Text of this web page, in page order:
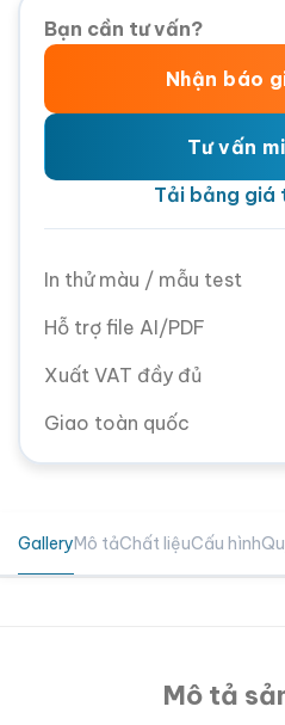
Bạn cần tư vấn?
Nhận báo
Tư vấn
Tải bảng giá
In thử màu / mẫu test
Hỗ trợ file AI/PDF
Xuất VAT đầy đủ
Giao toàn quốc
GalleryMô tảChất liệuCấu hình
Mô tả